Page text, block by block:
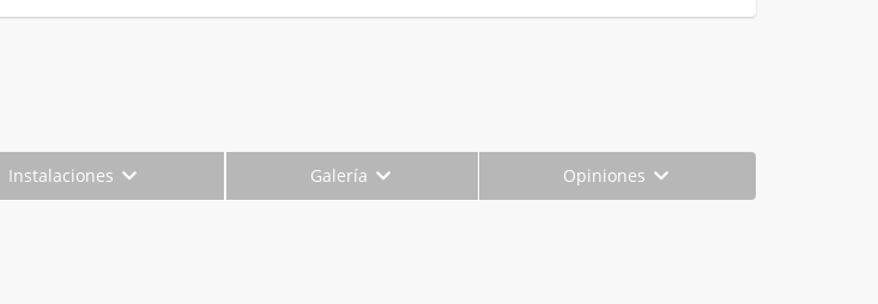
Instalaciones Galería Opiniones